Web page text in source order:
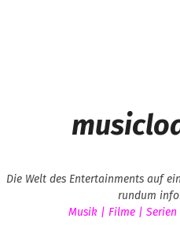
Die Welt des Entertainments auf
rundum
Musik | Filme | Serien